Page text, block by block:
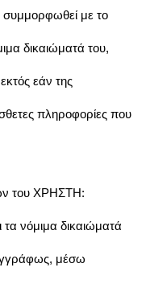
συμμορφωθεί με το
δικαιώματά του,
εάν της
πληροφορίες που
του ΧΡΗΣΤΗ:
νόμιμα δικαιώματά
μέσω